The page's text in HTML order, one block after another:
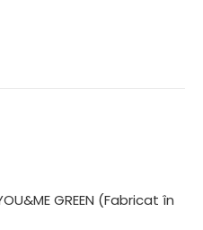
GREEN (Fabricat în